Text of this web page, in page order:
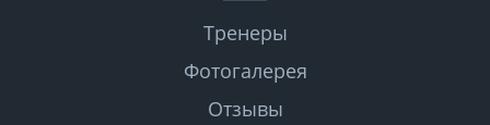
Тренеры
Фотогалерея
Отзывы